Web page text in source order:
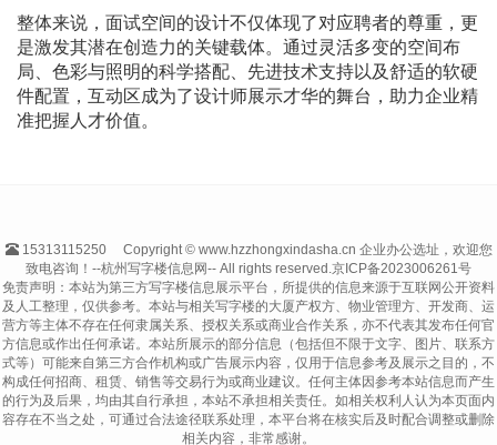
整体来说，面试空间的设计不仅体现了对应聘者的尊重，更
是激发其潜在创造力的关键载体。通过灵活多变的空间布
局、色彩与照明的科学搭配、先进技术支持以及舒适的软硬
件配置，互动区成为了设计师展示才华的舞台，助力企业精
准把握人才价值。
15313115250
Copyright © www.hzzhongxindasha.cn 企业办公选址，欢迎您
致电咨询！--杭州写字楼信息网-- All rights reserved.京ICP备2023006261号
免责声明：本站为第三方写字楼信息展示平台，所提供的信息来源于互联网公开资料
及人工整理，仅供参考。本站与相关写字楼的大厦产权方、物业管理方、开发商、运
营方等主体不存在任何隶属关系、授权关系或商业合作关系，亦不代表其发布任何官
方信息或作出任何承诺。本站所展示的部分信息（包括但不限于文字、图片、联系方
式等）可能来自第三方合作机构或广告展示内容，仅用于信息参考及展示之目的，不
构成任何招商、租赁、销售等交易行为或商业建议。任何主体因参考本站信息而产生
的行为及后果，均由其自行承担，本站不承担相关责任。如相关权利人认为本页面内
容存在不当之处，可通过合法途径联系处理，本平台将在核实后及时配合调整或删除
相关内容，非常感谢。